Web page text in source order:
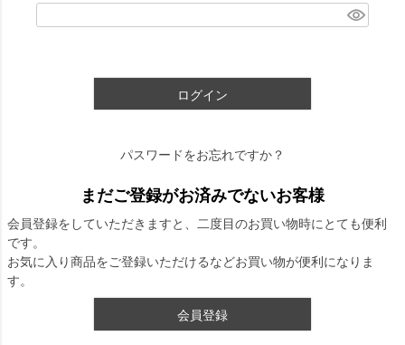
(必須)
ログイン
パスワードをお忘れですか？
まだご登録がお済みでないお客様
会員登録をしていただきますと、二度目のお買い物時にとても便利
です。
お気に入り商品をご登録いただけるなどお買い物が便利になりま
す。
会員登録